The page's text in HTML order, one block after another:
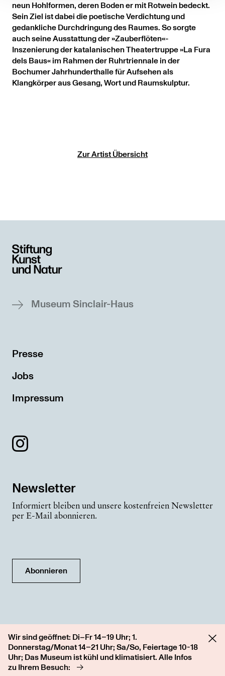
neun Hohlformen, deren Boden er mit Rotwein bedeckt.
Sein Ziel ist dabei die poetische Verdichtung und
gedankliche Durchdringung des Raumes. So sorgte
auch seine Ausstattung der »Zauberflöten«-
Inszenierung der katalanischen Theatertruppe »La Fura
dels Baus« im Rahmen der Ruhrtriennale in der
Bochumer Jahrhunderthalle für Aufsehen als
Klangkörper aus Gesang, Wort und Raumskulptur.
Zur Artist Übersicht
Museum Sinclair-Haus
Presse
Jobs
Impressum
Newsletter
Informiert bleiben und unsere kostenfreien Newsletter
per E-Mail abonnieren.
Abonnieren
Wir sind geöffnet: Di–Fr 14–19 Uhr; 1.
Donnerstag/Monat 14–21 Uhr; Sa/So, Feiertage 10-18
Uhr; Das Museum ist kühl und klimatisiert. Alle Infos
zu Ihrem Besuch: